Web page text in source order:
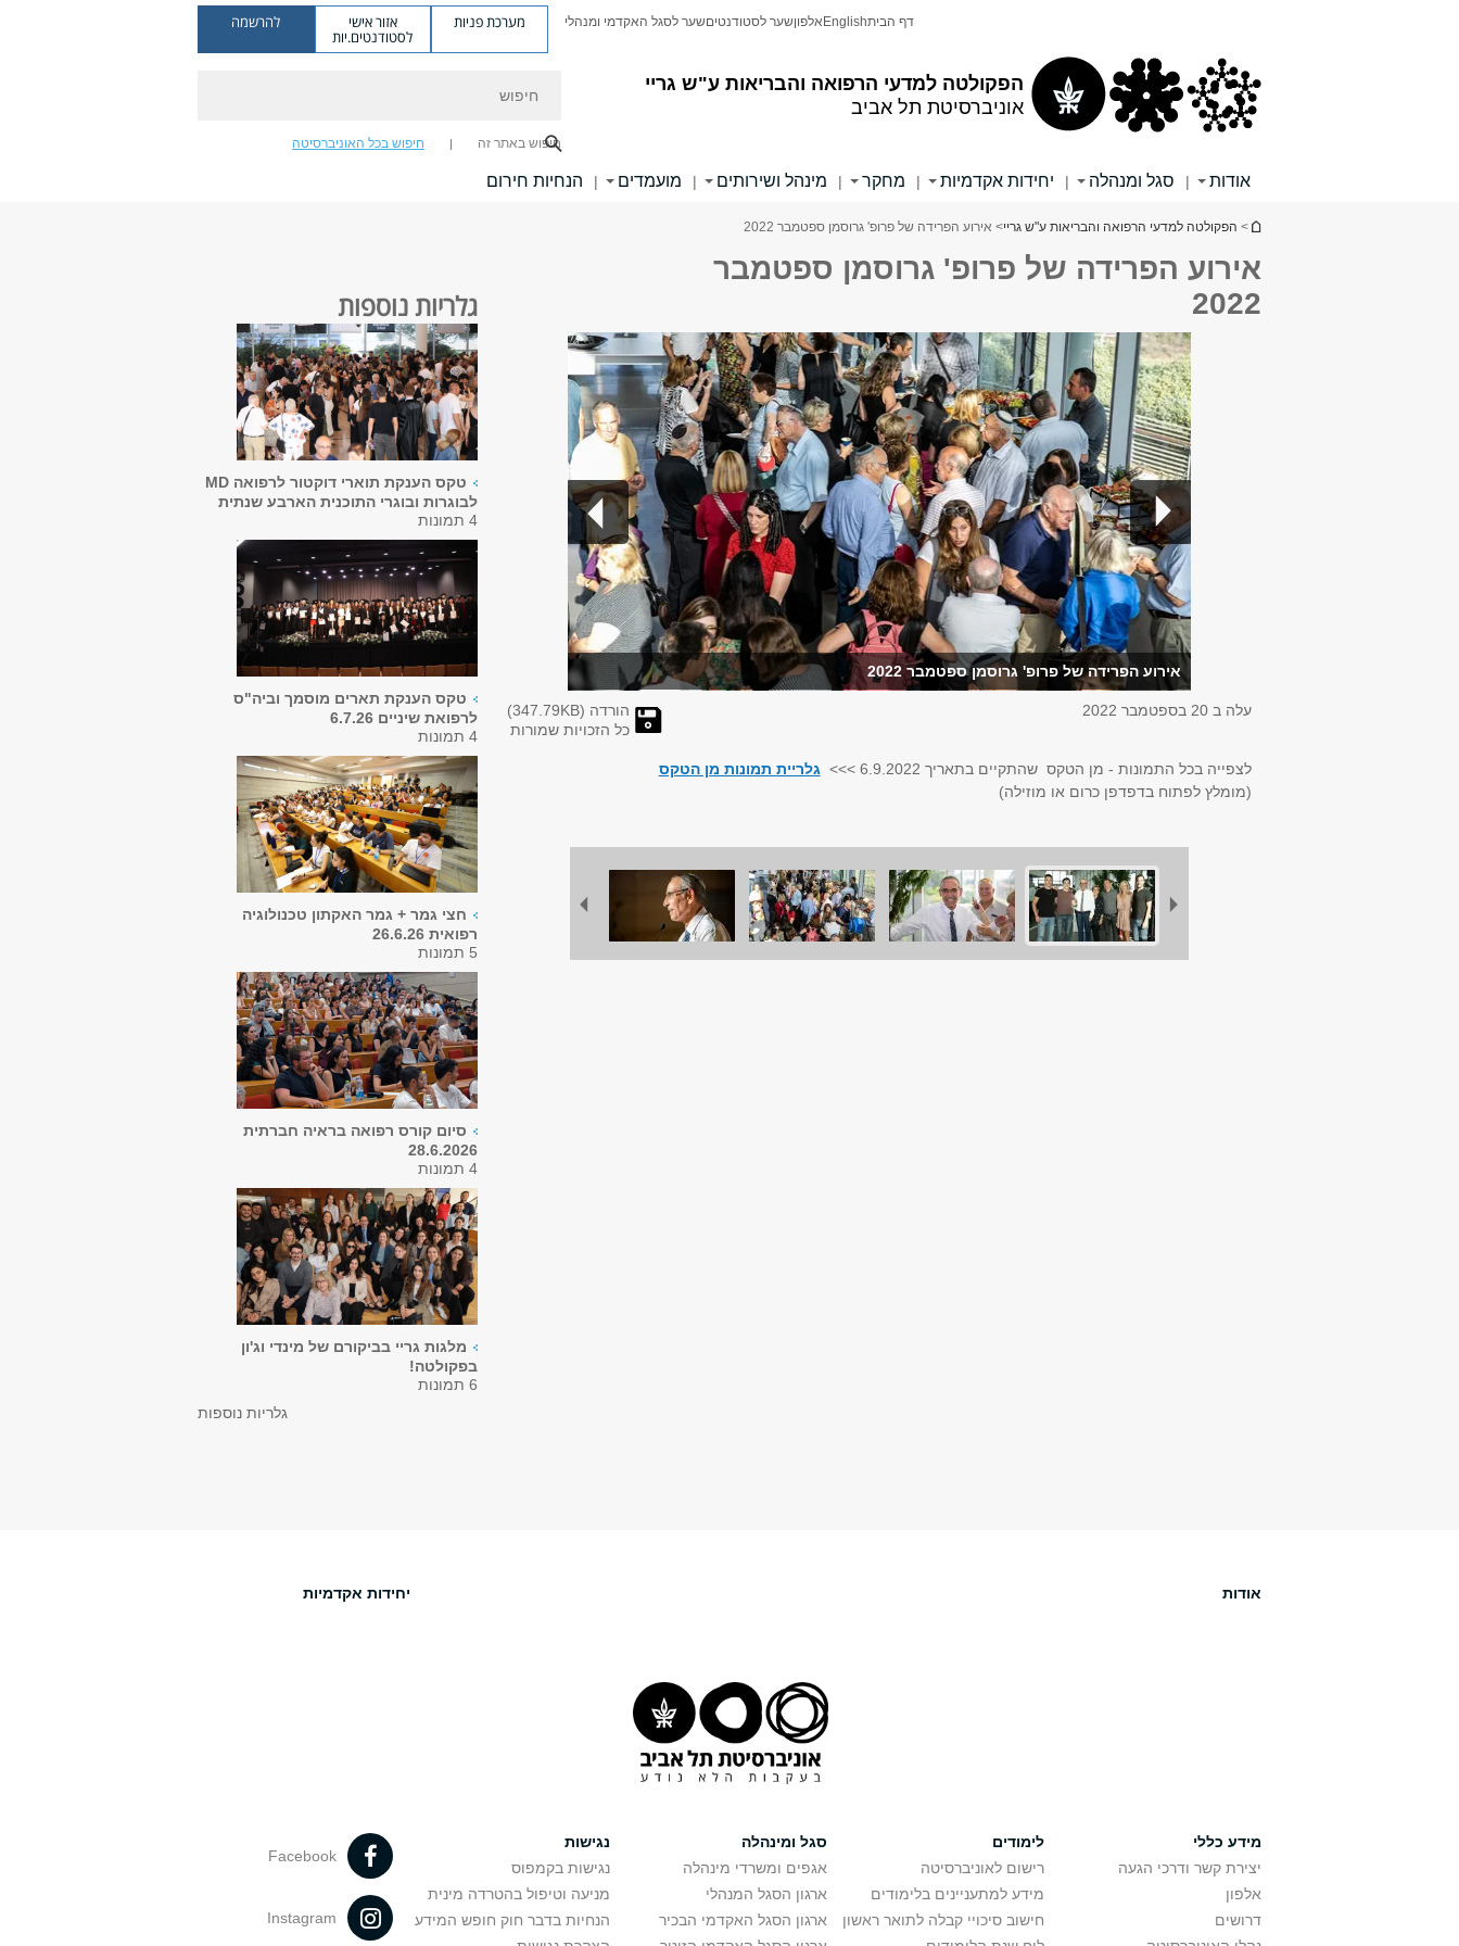
הפקולטה למדעי הרפואה והבריאות ע"ש גריי
אוניברסיטת תל אביב
דף הביתEnglish אלפוןשער לסטודנטיםשער לסגל האקדמי ומנהלי מערכת פניות אזור אישי
לסטודנטים.יות
להרשמה
חיפוש באתר זה חיפוש בכל האוניברסיטה
אודות | סגל ומנהלה | יחידות אקדמיות | מחקר | מינהל ושירותים | מועמדים | הנחיות חירום
הינך נמצא כאן
> הפקולטה למדעי הרפואה והבריאות ע"ש גריי> אירוע הפרידה של פרופ' גרוסמן ספטמבר 2022
אירוע הפרידה של פרופ' גרוסמן ספטמבר
2022
גלריות נוספות
טקס הענקת תוארי דוקטור לרפואה MD
לבוגרות ובוגרי התוכנית הארבע שנתית
4 תמונות
טקס הענקת תארים מוסמך וביה"ס
לרפואת שיניים 6.7.26
4 תמונות
חצי גמר + גמר האקתון טכנולוגיה
רפואית 26.6.26
5 תמונות
סיום קורס רפואה בראיה חברתית
28.6.2026
4 תמונות
מלגות גריי בביקורם של מינדי וג'ון
בפקולטה!
6 תמונות
גלריות נוספות
אירוע הפרידה של פרופ' גרוסמן ספטמבר 2022
עלה ב20 בספטמבר 2022 הורדה ( 347.79KB)
כל הזכויות שמורות
לצפייה בכל התמונות - מן הטקס שהתקיים בתאריך 6.9.2022 >>>
גלריית תמונות מן הטקס
(מומלץ לפתוח בדפדפן כרום או מוזילה)
אודות יחידות אקדמיות
מידע כללי
יצירת קשר ודרכי הגעה
אלפון
דרושים
לימודים
רישום לאוניברסיטה
מידע למתעניינים בלימודים
חישוב סיכויי קבלה לתואר ראשון
סגל ומינהלה
אגפים ומשרדי מינהלה
ארגון הסגל המנהלי
ארגון הסגל האקדמי הבכיר
נגישות
נגישות בקמפוס
מניעה וטיפול בהטרדה מינית
הנחיות בדבר חוק חופש המידע
Facebook
Instagram